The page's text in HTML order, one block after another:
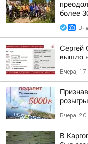
более
Сергей
вышло
Вчера,
Вчера,
В